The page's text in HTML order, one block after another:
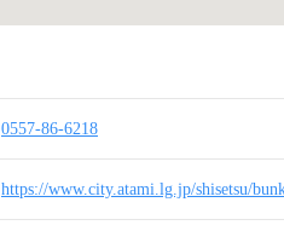
0557-86-6218
https://www.city.atami.lg.jp/shisetsu/